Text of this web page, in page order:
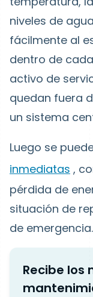
niveles de
fácilmente al
dentro de
activo de
quedan fuera
un sistema
Luego se
inmediatas ,
pérdida de
situación de
de emergencia.
Recibe los